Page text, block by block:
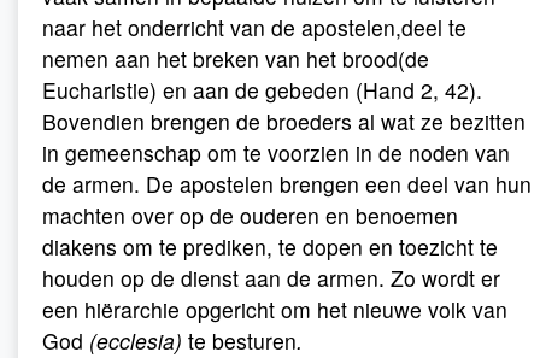
naar het onderricht van de apostelen,deel te
nemen aan het breken van het brood(de
Eucharistie) en aan de gebeden (Hand 2, 42).
Bovendien brengen de broeders al wat ze bezitten
in gemeenschap om te voorzien in de noden van
de armen. De apostelen brengen een deel van hun
machten over op de ouderen en benoemen
diakens om te prediken, te dopen en toezicht te
houden op de dienst aan de armen. Zo wordt er
een hiërarchie opgericht om het nieuwe volk van
God (ecclesia) te besturen.